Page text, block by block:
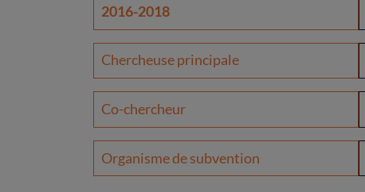
2016-2018
Chercheuse principale
Co-chercheur
Organisme de subvention